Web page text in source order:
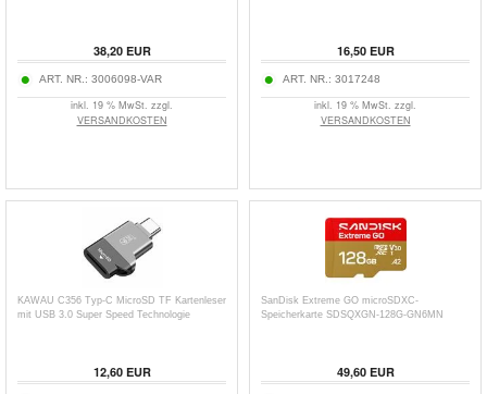
38,20EUR
ART. NR.: 3006098-VAR
inkl. 19 % MwSt. zzgl.
VERSANDKOSTEN
16,50EUR
ART. NR.: 3017248
inkl. 19 % MwSt. zzgl.
VERSANDKOSTEN
KAWAU C356 Typ-C MicroSD TF Kartenleser
mit USB 3.0 Super Speed Technologie
12,60EUR
SanDisk Extreme GO microSDXC-
Speicherkarte SDSQXGN-128G-GN6MN
49,60EUR